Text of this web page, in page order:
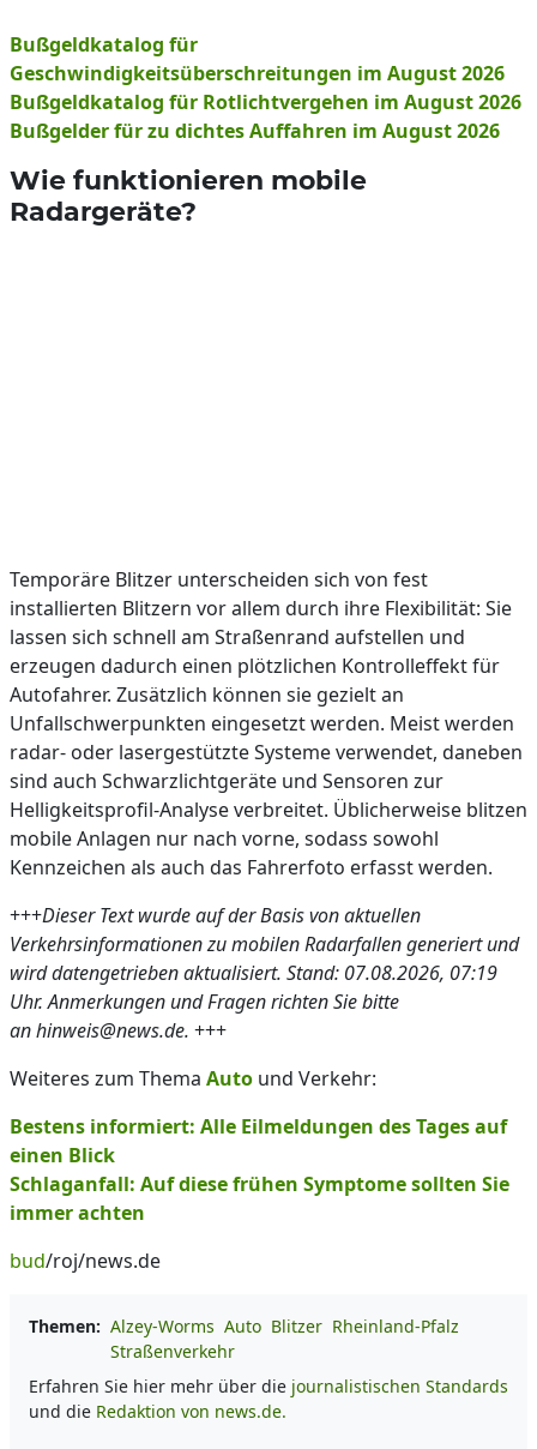
Bußgeldkatalog für
Geschwindigkeitsüberschreitungen im August 2026
Bußgeldkatalog für Rotlichtvergehen im August 2026
Bußgelder für zu dichtes Auffahren im August 2026
Wie funktionieren mobile
Radargeräte?
Temporäre Blitzer unterscheiden sich von fest
installierten Blitzern vor allem durch ihre Flexibilität: Sie
lassen sich schnell am Straßenrand aufstellen und
erzeugen dadurch einen plötzlichen Kontrolleffekt für
Autofahrer. Zusätzlich können sie gezielt an
Unfallschwerpunkten eingesetzt werden. Meist werden
radar- oder lasergestützte Systeme verwendet, daneben
sind auch Schwarzlichtgeräte und Sensoren zur
Helligkeitsprofil-Analyse verbreitet. Üblicherweise blitzen
mobile Anlagen nur nach vorne, sodass sowohl
Kennzeichen als auch das Fahrerfoto erfasst werden.
+++Dieser Text wurde auf der Basis von aktuellen
Verkehrsinformationen zu mobilen Radarfallen generiert und
wird datengetrieben aktualisiert. Stand: 07.08.2026, 07:19
Uhr. Anmerkungen und Fragen richten Sie bitte
an hinweis@news.de. +++
Weiteres zum Thema Auto und Verkehr:
Bestens informiert: Alle Eilmeldungen des Tages auf
einen Blick
Schlaganfall: Auf diese frühen Symptome sollten Sie
immer achten
bud/roj/news.de
Themen: Alzey-Worms Auto Blitzer Rheinland-Pfalz
Straßenverkehr
Erfahren Sie hier mehr über die journalistischen Standards
und die Redaktion von news.de.